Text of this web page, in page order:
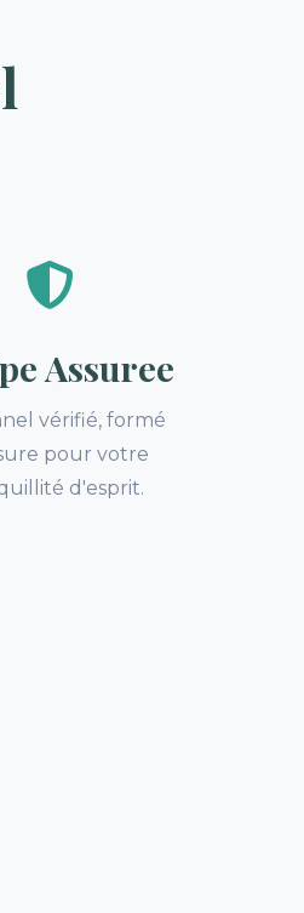
Assuree
vérifié, formé
pour votre
d'esprit.